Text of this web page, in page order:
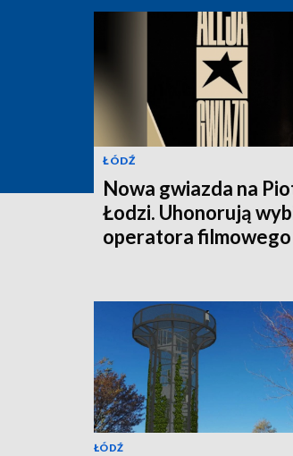
ŁÓDŹ
Nowa gwiazda na
Łodzi. Uhonorują
operatora filmowego
ŁÓDŹ